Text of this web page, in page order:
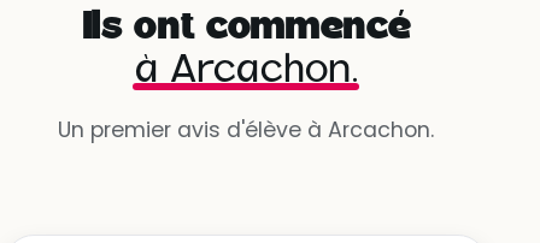
Ils ont commencé
à Arcachon.
Un premier avis d'élève à Arcachon.